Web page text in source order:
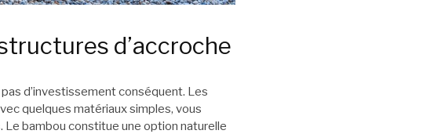
d’accroche
d’investissement conséquent. Les
quelques matériaux simples, vous
bambou constitue une option naturelle